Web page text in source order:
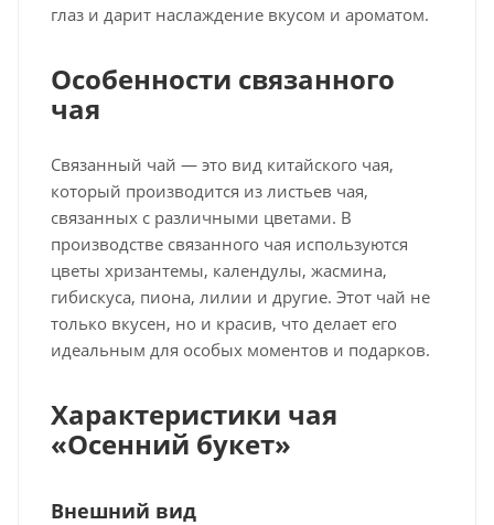
глаз и дарит наслаждение вкусом и ароматом.
Особенности связанного
чая
Связанный чай — это вид китайского чая,
который производится из листьев чая,
связанных с различными цветами. В
производстве связанного чая используются
цветы хризантемы, календулы, жасмина,
гибискуса, пиона, лилии и другие. Этот чай не
только вкусен, но и красив, что делает его
идеальным для особых моментов и подарков.
Характеристики чая
«Осенний букет»
Внешний вид